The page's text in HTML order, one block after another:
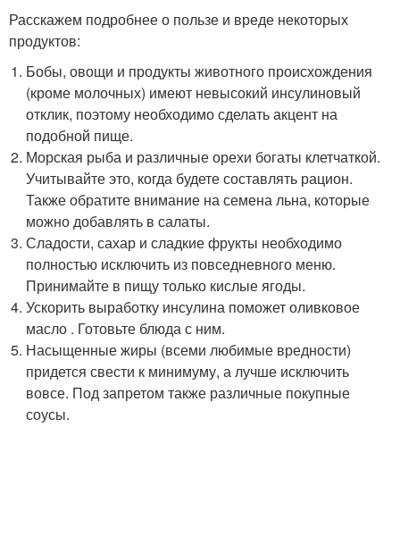
Расскажем подробнее о пользе и вреде некоторых
продуктов:
Бобы, овощи и продукты животного происхождения
(кроме молочных) имеют невысокий инсулиновый
отклик, поэтому необходимо сделать акцент на
подобной пище.
Морская рыба и различные орехи богаты клетчаткой.
Учитывайте это, когда будете составлять рацион.
Также обратите внимание на семена льна, которые
можно добавлять в салаты.
Сладости, сахар и сладкие фрукты необходимо
полностью исключить из повседневного меню.
Принимайте в пищу только кислые ягоды.
Ускорить выработку инсулина поможет оливковое
масло . Готовьте блюда с ним.
Насыщенные жиры (всеми любимые вредности)
придется свести к минимуму, а лучше исключить
вовсе. Под запретом также различные покупные
соусы.